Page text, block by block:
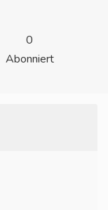
0
Abonniert